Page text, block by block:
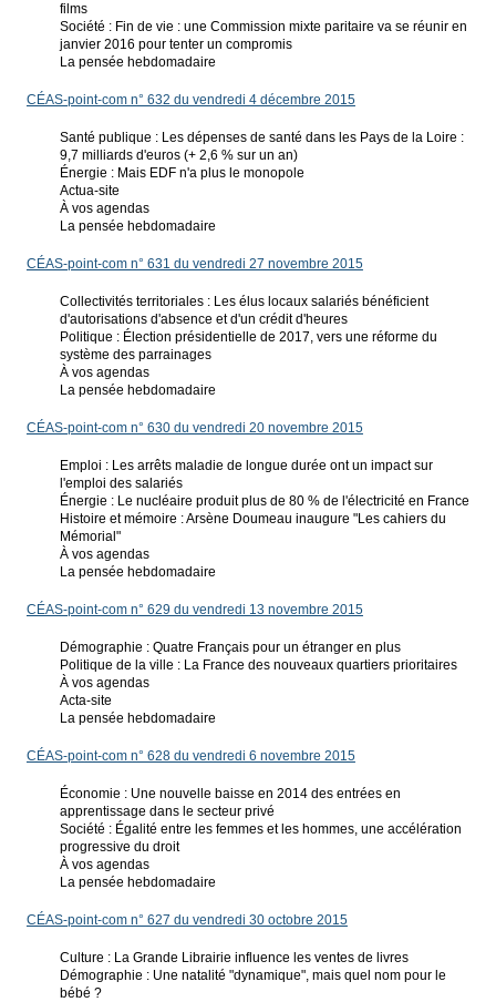
films
Société : Fin de vie : une Commission mixte paritaire va se réunir en
janvier 2016 pour tenter un compromis
La pensée hebdomadaire
CÉAS-point-com n° 632 du vendredi 4 décembre 2015
Santé publique : Les dépenses de santé dans les Pays de la Loire :
9,7 milliards d'euros (+ 2,6 % sur un an)
Énergie : Mais EDF n'a plus le monopole
Actua-site
À vos agendas
La pensée hebdomadaire
CÉAS-point-com n° 631 du vendredi 27 novembre 2015
Collectivités territoriales : Les élus locaux salariés bénéficient
d'autorisations d'absence et d'un crédit d'heures
Politique : Élection présidentielle de 2017, vers une réforme du
système des parrainages
À vos agendas
La pensée hebdomadaire
CÉAS-point-com n° 630 du vendredi 20 novembre 2015
Emploi : Les arrêts maladie de longue durée ont un impact sur
l'emploi des salariés
Énergie : Le nucléaire produit plus de 80 % de l'électricité en France
Histoire et mémoire : Arsène Doumeau inaugure "Les cahiers du
Mémorial"
À vos agendas
La pensée hebdomadaire
CÉAS-point-com n° 629 du vendredi 13 novembre 2015
Démographie : Quatre Français pour un étranger en plus
Politique de la ville : La France des nouveaux quartiers prioritaires
À vos agendas
Acta-site
La pensée hebdomadaire
CÉAS-point-com n° 628 du vendredi 6 novembre 2015
Économie : Une nouvelle baisse en 2014 des entrées en
apprentissage dans le secteur privé
Société : Égalité entre les femmes et les hommes, une accélération
progressive du droit
À vos agendas
La pensée hebdomadaire
CÉAS-point-com n° 627 du vendredi 30 octobre 2015
Culture : La Grande Librairie influence les ventes de livres
Démographie : Une natalité "dynamique", mais quel nom pour le
bébé ?